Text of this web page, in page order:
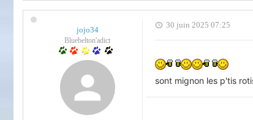
jojo34
Bluebelton'adict
30 juin 2025 07:25
sont mignon les p'tis